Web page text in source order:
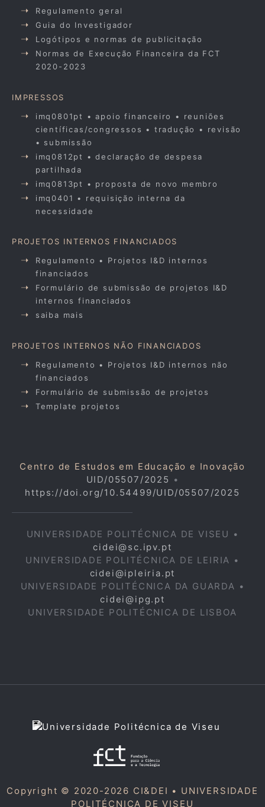
Regulamento geral
Guia do Investigador
Logótipos e normas de publicitação
Normas de Execução Financeira da FCT
2020-2023
IMPRESSOS
imq0801pt • apoio financeiro • reuniões
científicas/congressos • tradução • revisão
• submissão
imq0812pt • declaração de despesa
partilhada
imq0813pt • proposta de novo membro
imq0401 • requisição interna da
necessidade
PROJETOS INTERNOS FINANCIADOS
Regulamento • Projetos I&D internos
financiados
Formulário de submissão de projetos I&D
internos financiados
saiba mais
PROJETOS INTERNOS NÃO FINANCIADOS
Regulamento • Projetos I&D internos não
financiados
Formulário de submissão de projetos
Template projetos
Centro de Estudos em Educação e Inovação
UID/05507/2025 •
https://doi.org/10.54499/UID/05507/2025
UNIVERSIDADE POLITÉCNICA DE VISEU •
cidei@sc.ipv.pt
UNIVERSIDADE POLITÉCNICA DE LEIRIA •
cidei@ipleiria.pt
UNIVERSIDADE POLITÉCNICA DA GUARDA •
cidei@ipg.pt
UNIVERSIDADE POLITÉCNICA DE LISBOA
Copyright © 2020-2026 CI&DEI • UNIVERSIDADE
POLITÉCNICA DE VISEU